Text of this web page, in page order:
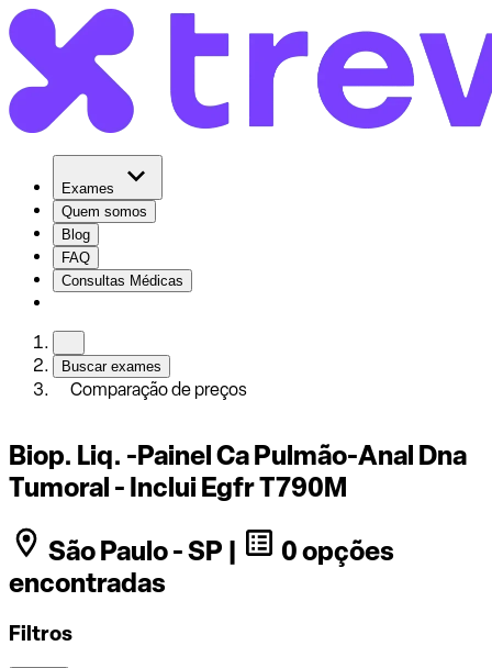
Exames
Quem somos
Blog
FAQ
Consultas Médicas
Buscar exames
Comparação de preços
Biop. Liq. -Painel Ca Pulmão-Anal Dna
Tumoral - Inclui Egfr T790M
São Paulo - SP |
0 opções
encontradas
Filtros